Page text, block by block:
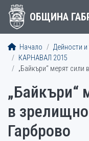
ОБЩИНА
Начало Дейности и
КАРНАВАЛ 2015
„Байкъри“ мерят
„Байкъри“
в
Гарброво